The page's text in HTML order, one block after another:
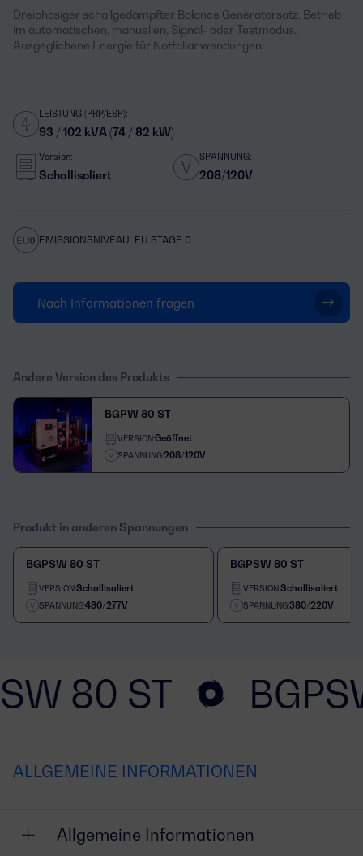
Dreiphasiger schallgedämpfter Balance Generatorsatz. Betrieb
im automatischen, manuellen, Signal- oder Testmodus.
Ausgeglichene Energie für Notfallanwendungen.
LEISTUNG (PRP/ESP):
93 / 102 kVA (74 / 82 kW)
Version:
Schallisoliert
SPANNUNG:
208/120V
EMISSIONSNIVEAU: EU STAGE 0
Nach Informationen fragen
Andere Version des Produkts
BGPW 80 ST
VERSION:Geöffnet
SPANNUNG:208/120V
Produkt in anderen Spannungen
BGPSW 80 ST
VERSION:Schallisoliert
SPANNUNG:480/277V
BGPSW 80 ST
VERSION:Schallisoliert
SPANNUNG:380/220V
80 ST
ALLGEMEINE INFORMATIONEN
Allgemeine Informationen